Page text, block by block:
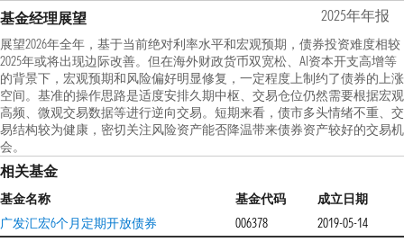
基金经理展望 2025年年报
展望2026年全年，基于当前绝对利率水平和宏观预期，债券投资难度相较
2025年或将出现边际改善。但在海外财政货币双宽松、AI资本开支高增等
的背景下，宏观预期和风险偏好明显修复，一定程度上制约了债券的上涨
空间。基准的操作思路是适度安排久期中枢、交易仓位仍然需要根据宏观
高频、微观交易数据等进行逆向交易。短期来看，债市多头情绪不重、交
易结构较为健康，密切关注风险资产能否降温带来债券资产较好的交易机
会。
相关基金
基金名称 基金代码
成立日期
广发汇宏6个月定期开放债券
006378 2019-05-14